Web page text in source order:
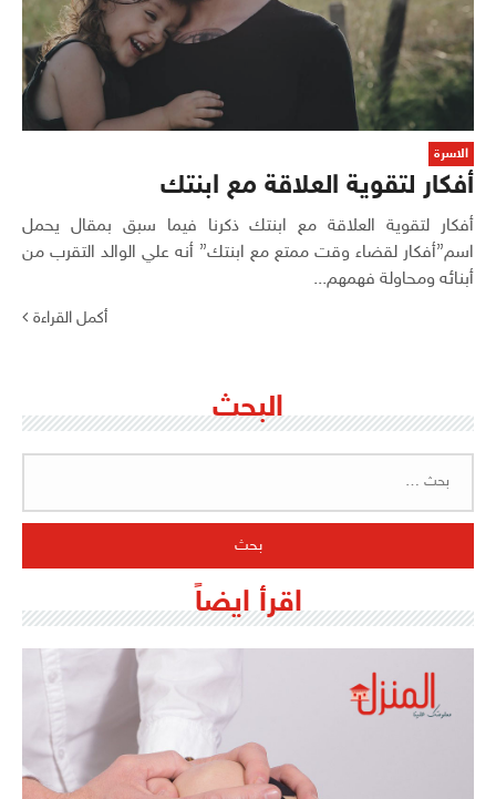
الاسرة
أفكار لتقوية العلاقة مع ابنتك
أفكار لتقوية العلاقة مع ابنتك ذكرنا فيما سبق بمقال يحمل
اسم”أفكار لقضاء وقت ممتع مع ابنتك” أنه علي الوالد التقرب من
أبنائه ومحاولة فهمهم...
أكمل القراءة
البحث
اقرأ ايضاً